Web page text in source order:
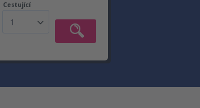
Cestující
1